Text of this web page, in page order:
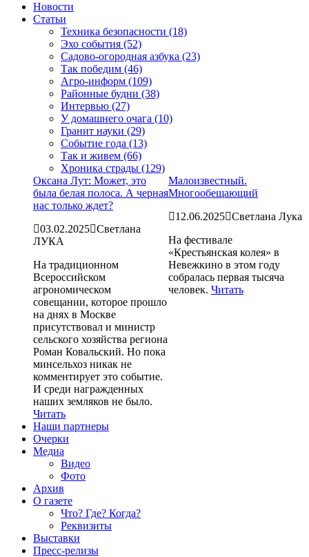
Новости
Статьи
Техника безопасности (18)
Эхо события (52)
Садово-огородная азбука (23)
Так победим (46)
Агро-информ (109)
Районные будни (38)
Интервью (27)
У домашнего очага (10)
Гранит науки (29)
Событие года (13)
Так и живем (66)
Хроника страды (129)
Малоизвестный.
Многообещающий
12.06.2025 Светлана Лука
На фестивале
«Крестьянская колея» в
Невежкино в этом году
собралась первая тысяча
человек. Читать
Оксана Лут: Может, это
была белая полоса. А черная
нас только ждет?
03.02.2025 Светлана
ЛУКА
На традиционном
Всероссийском
агрономическом
совещании, которое прошло
на днях в Москве
присутствовал и министр
сельского хозяйства региона
Роман Ковальский. Но пока
минсельхоз никак не
комментирует это событие.
И среди награжденных
наших земляков не было.
Читать
Наши партнеры
Очерки
Медиа
Видео
Фото
Архив
О газете
Что? Где? Когда?
Реквизиты
Выставки
Пресс-релизы